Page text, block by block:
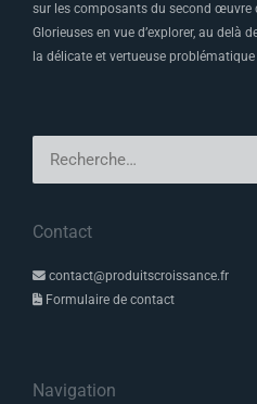
sur les composants du second œuvre
Glorieuses en vue d’explorer, au delà
la délicate et vertueuse problématique
Rechercher :
Contact
contact@produitscroissance.fr
Formulaire de contact
Navigation